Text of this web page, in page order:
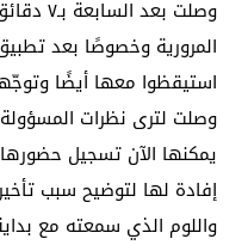
وصلت
المرورية وخصوصًا بعد
استيقظوا معها أيضًا
وصلت لترى نظرات المسؤولة
يمكنها الآن تسجيل حضورها
إفادة لها لتوضيح سبب
واللوم الذي سمعته مع